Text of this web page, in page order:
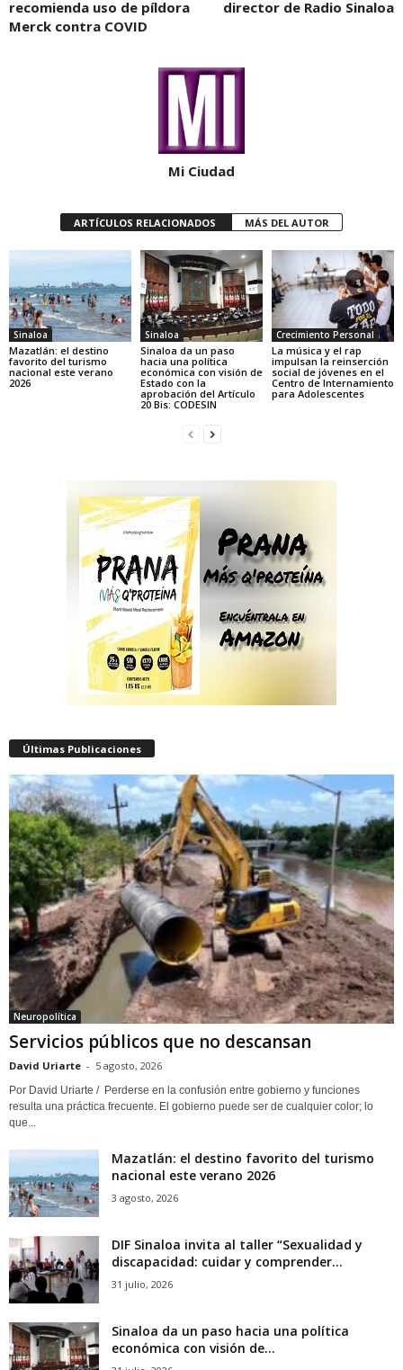
recomienda uso de píldora
Merck contra COVID
director de Radio Sinaloa
Mi Ciudad
ARTÍCULOS RELACIONADOS MÁS DEL AUTOR
Sinaloa
Mazatlán: el destino
favorito del turismo
nacional este verano
2026
Sinaloa
Sinaloa da un paso
hacia una política
económica con visión de
Estado con la
aprobación del Artículo
20 Bis: CODESIN
Crecimiento Personal
La música y el rap
impulsan la reinserción
social de jóvenes en el
Centro de Internamiento
para Adolescentes
Últimas Publicaciones
Neuropolítica
Servicios públicos que no descansan
David Uriarte - 5 agosto, 2026
Por David Uriarte / Perderse en la confusión entre gobierno y funciones
resulta una práctica frecuente. El gobierno puede ser de cualquier color; lo
que...
Mazatlán: el destino favorito del turismo
nacional este verano 2026
3 agosto, 2026
DIF Sinaloa invita al taller “Sexualidad y
discapacidad: cuidar y comprender...
31 julio, 2026
Sinaloa da un paso hacia una política
económica con visión de...